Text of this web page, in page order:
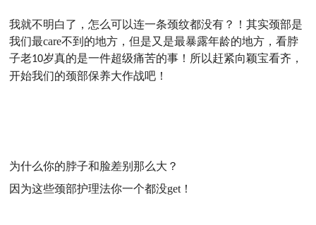
我就不明白了，怎么可以连一条颈纹都没有？！其实颈部是
我们最care不到的地方，但是又是最暴露年龄的地方，看脖
子老10岁真的是一件超级痛苦的事！所以赶紧向颖宝看齐，
开始我们的颈部保养大作战吧！
为什么你的脖子和脸差别那么大？
因为这些颈部护理法你一个都没get ！